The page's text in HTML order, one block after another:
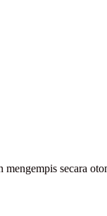
secara